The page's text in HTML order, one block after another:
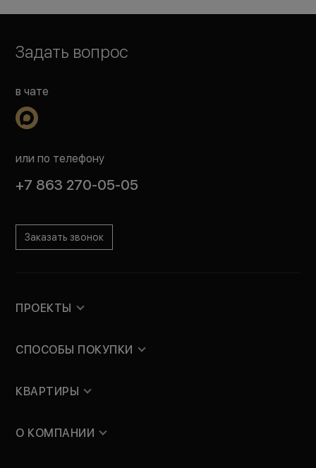
Задать вопрос
в чате
или по телефону
+7 863 270-05-05
Заказать звонок
ПРОЕКТЫ
СПОСОБЫ ПОКУПКИ
КВАРТИРЫ
О КОМПАНИИ